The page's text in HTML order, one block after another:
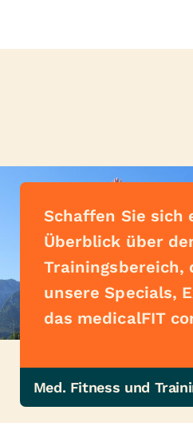
Schaffen Sie sich
Überblick über
Trainingsbereich,
unsere Specials,
das medicalFIT
Med. Fitness und